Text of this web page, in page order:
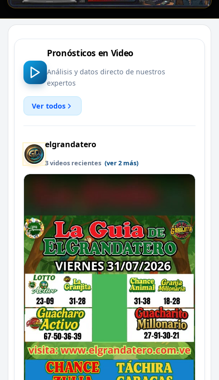
Pronósticos en Video
Análisis y datos directo de nuestros
expertos
Ver todos
elgrandatero
3 videos recientes (ver 2 más)